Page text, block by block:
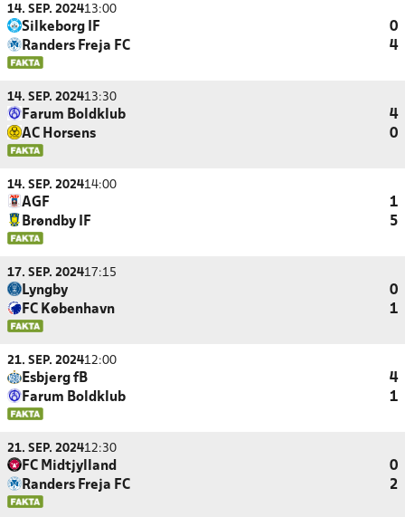
14. SEP. 202413:00
Silkeborg IF
0
Randers Freja FC
4
14. SEP. 202413:30
Farum Boldklub
4
AC Horsens
0
14. SEP. 202414:00
AGF
1
Brøndby IF
5
17. SEP. 202417:15
Lyngby
0
FC København
1
21. SEP. 202412:00
Esbjerg fB
4
Farum Boldklub
1
21. SEP. 202412:30
FC Midtjylland
0
Randers Freja FC
2